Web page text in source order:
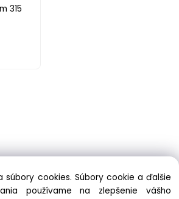
súbory cookies. Súbory cookie a ďalšie
používame na zlepšenie vášho